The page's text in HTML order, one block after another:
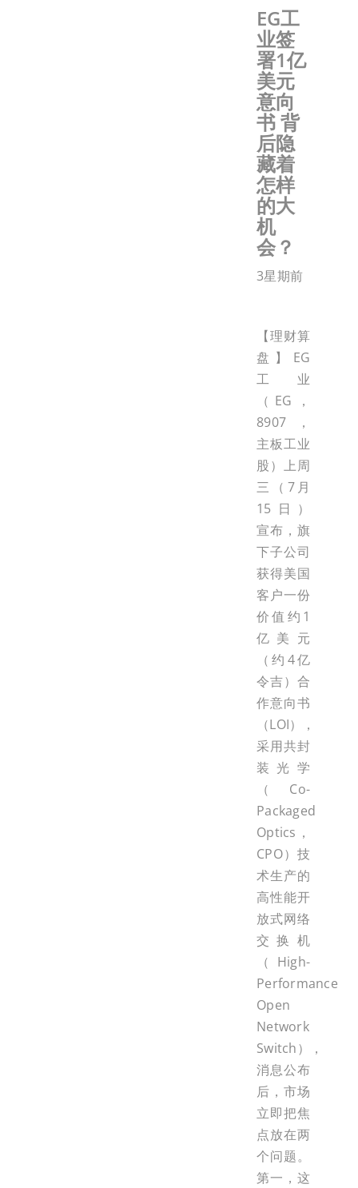
EG工
业签
署1亿
美元
意向
书 背
后隐
藏着
怎样
的大
机
会？
3星期前
【理财算
盘】EG
工业
（EG，
8907，
主板工业
股）上周
三（7月
15日）
宣布，旗
下子公司
获得美国
客户一份
价值约1
亿美元
（约4亿
令吉）合
作意向书
（LOI），
采用共封
装光学
（Co-
Packaged
Optics，
CPO）技
术生产的
高性能开
放式网络
交换机
（High-
Performance
Open
Network
Switch），
消息公布
后，市场
立即把焦
点放在两
个问题。
第一，这